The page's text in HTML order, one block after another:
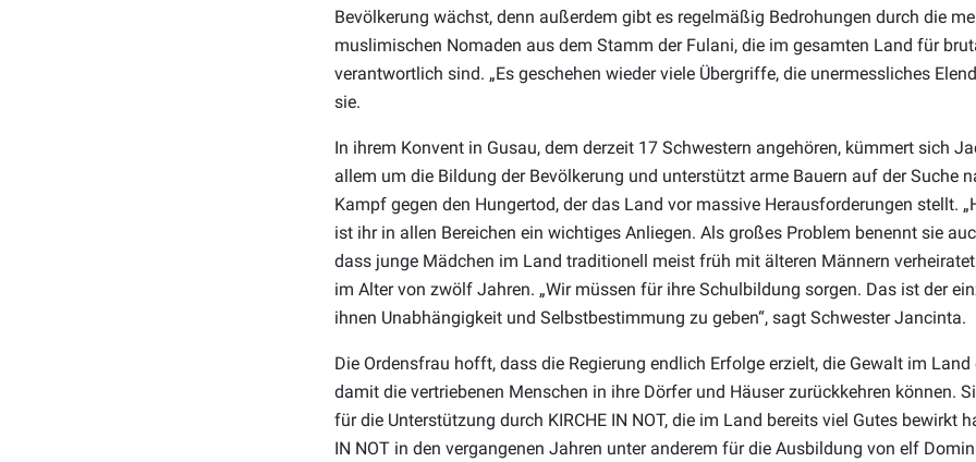
Bevölkerung wächst, denn außerdem gibt es regelmäßig Bedrohungen durch die
muslimischen Nomaden aus dem Stamm der Fulani, die im gesamten Land für
verantwortlich sind. „Es geschehen wieder viele Übergriffe, die unermessliches
sie.
In ihrem Konvent in Gusau, dem derzeit 17 Schwestern angehören, kümmert sich
allem um die Bildung der Bevölkerung und unterstützt arme Bauern auf der Suche
Kampf gegen den Hungertod, der das Land vor massive Herausforderungen stellt.
ist ihr in allen Bereichen ein wichtiges Anliegen. Als großes Problem benennt sie
dass junge Mädchen im Land traditionell meist früh mit älteren Männern
im Alter von zwölf Jahren. „Wir müssen für ihre Schulbildung sorgen. Das ist der
ihnen Unabhängigkeit und Selbstbestimmung zu geben“, sagt Schwester Jancinta.
Die Ordensfrau hofft, dass die Regierung endlich Erfolge erzielt, die Gewalt im
damit die vertriebenen Menschen in ihre Dörfer und Häuser zurückkehren können.
für die Unterstützung durch KIRCHE IN NOT, die im Land bereits viel Gutes bewirkt
IN NOT in den vergangenen Jahren unter anderem für die Ausbildung von elf